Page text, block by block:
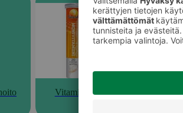
Vitamiinit